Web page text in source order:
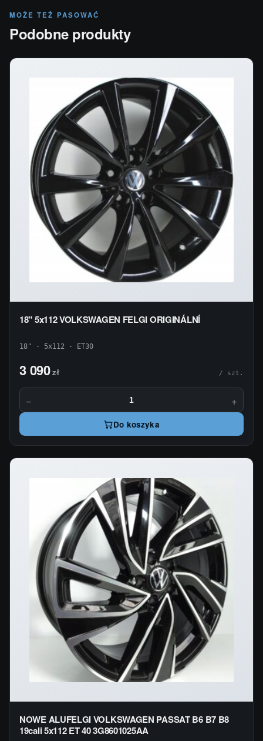
MOŻE TEŻ PASOWAĆ
Podobne produkty
18" 5x112 VOLKSWAGEN FELGI ORIGINÁLNÍ
18" · 5x112 · ET30
3 090zł / szt.
− +
Do koszyka
NOWE ALUFELGI VOLKSWAGEN PASSAT B6 B7 B8
19cali 5x112 ET 40 3G8601025AA